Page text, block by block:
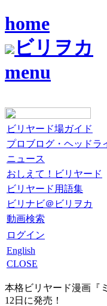
home
ビリヲカ
menu
ビリヤード場ガイド
プロブログ・ヘッドラ
ニュース
おしえて！ビリヤード
ビリヤード用語集
ビリナビ＠ビリヲカ
動画検索
ログイン
English
CLOSE
本格ビリヤード漫画『
12日に発売！